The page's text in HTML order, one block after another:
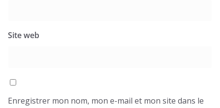
Site web
Enregistrer mon nom, mon e-mail et mon site dans le